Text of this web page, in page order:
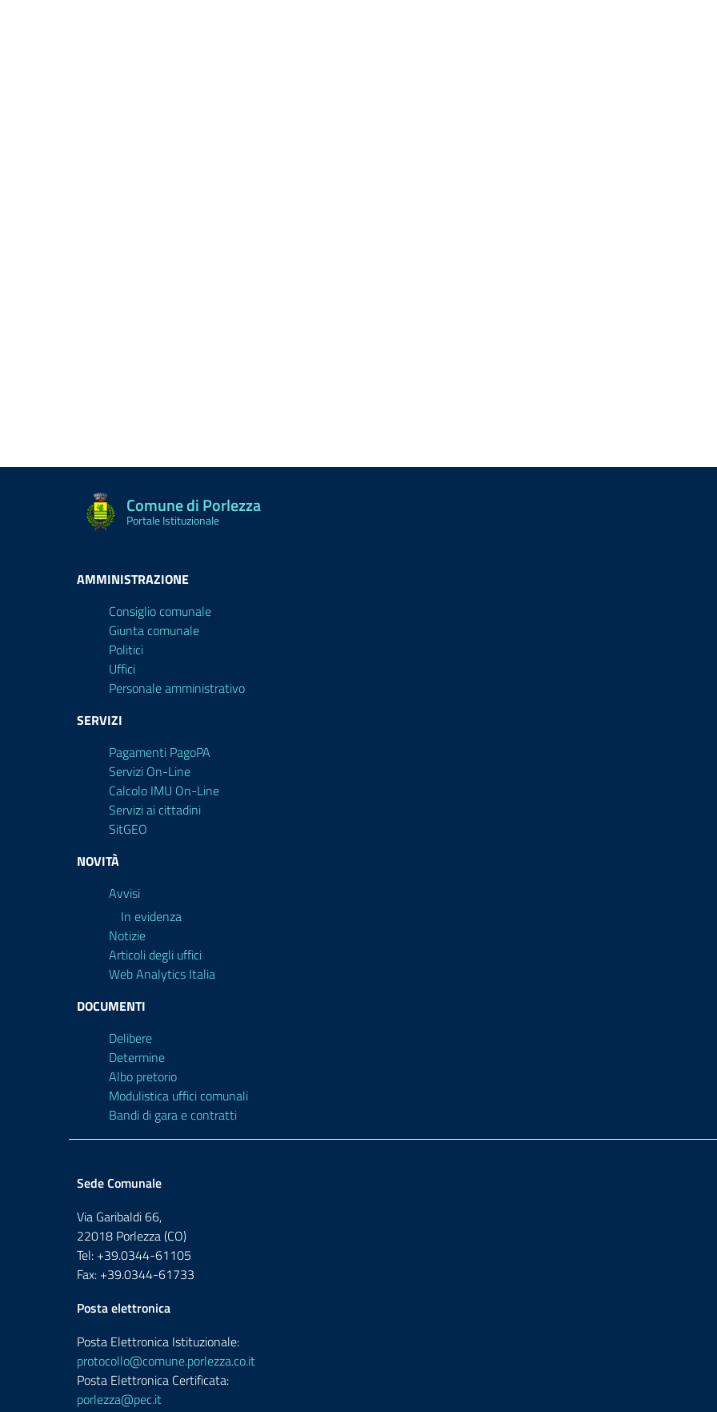
Comune di Porlezza
Portale Istituzionale
AMMINISTRAZIONE
Consiglio comunale
Giunta comunale
Politici
Uffici
Personale amministrativo
SERVIZI
Pagamenti PagoPA
Servizi On-Line
Calcolo IMU On-Line
Servizi ai cittadini
SitGEO
NOVITÀ
Avvisi
In evidenza
Notizie
Articoli degli uffici
Web Analytics Italia
DOCUMENTI
Delibere
Determine
Albo pretorio
Modulistica uffici comunali
Bandi di gara e contratti
Sede Comunale
Via Garibaldi 66,
22018 Porlezza (CO)
Tel: +39.0344-61105
Fax: +39.0344-61733
Posta elettronica
Posta Elettronica Istituzionale:
protocollo@comune.porlezza.co.it
Posta Elettronica Certificata:
porlezza@pec.it